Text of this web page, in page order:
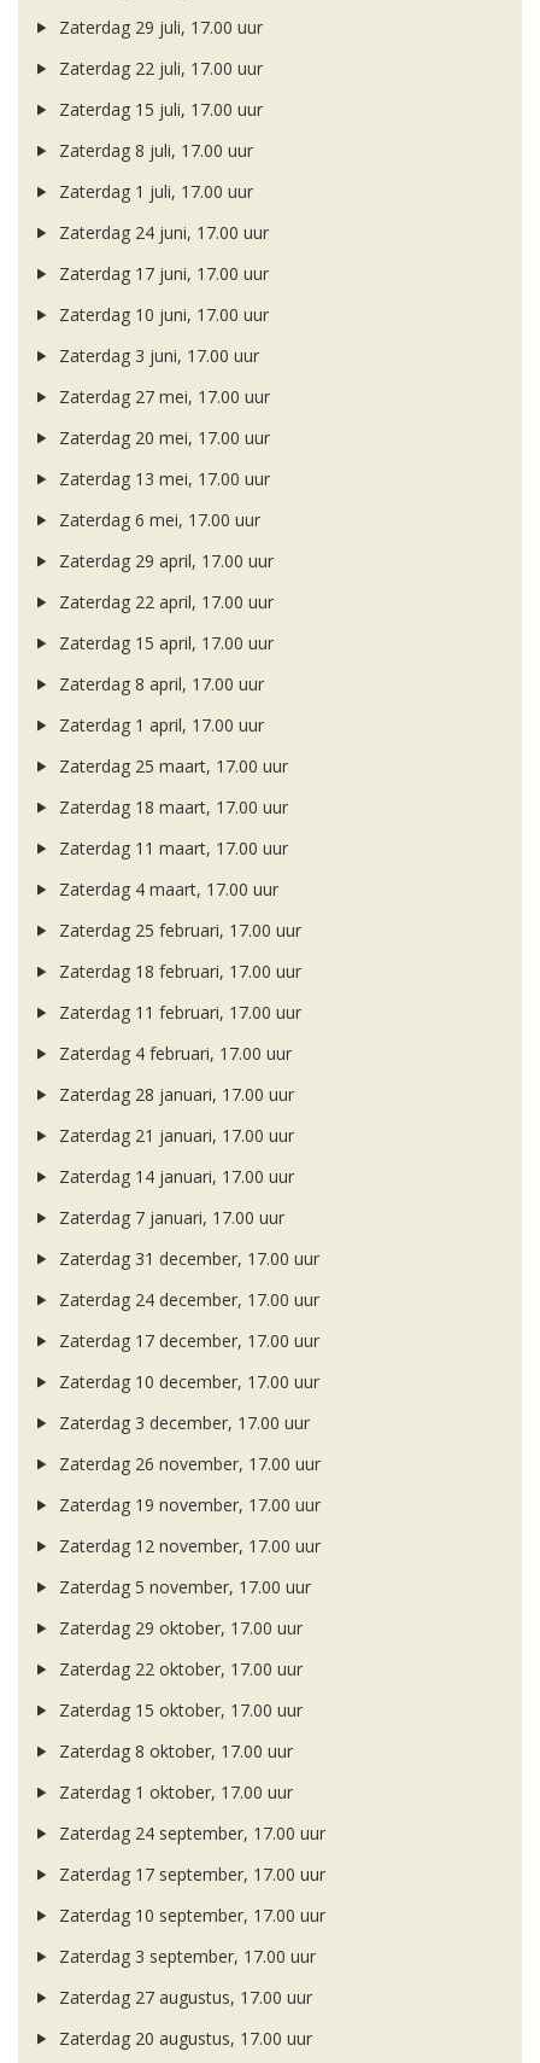
Zaterdag 29 juli, 17.00 uur
Zaterdag 22 juli, 17.00 uur
Zaterdag 15 juli, 17.00 uur
Zaterdag 8 juli, 17.00 uur
Zaterdag 1 juli, 17.00 uur
Zaterdag 24 juni, 17.00 uur
Zaterdag 17 juni, 17.00 uur
Zaterdag 10 juni, 17.00 uur
Zaterdag 3 juni, 17.00 uur
Zaterdag 27 mei, 17.00 uur
Zaterdag 20 mei, 17.00 uur
Zaterdag 13 mei, 17.00 uur
Zaterdag 6 mei, 17.00 uur
Zaterdag 29 april, 17.00 uur
Zaterdag 22 april, 17.00 uur
Zaterdag 15 april, 17.00 uur
Zaterdag 8 april, 17.00 uur
Zaterdag 1 april, 17.00 uur
Zaterdag 25 maart, 17.00 uur
Zaterdag 18 maart, 17.00 uur
Zaterdag 11 maart, 17.00 uur
Zaterdag 4 maart, 17.00 uur
Zaterdag 25 februari, 17.00 uur
Zaterdag 18 februari, 17.00 uur
Zaterdag 11 februari, 17.00 uur
Zaterdag 4 februari, 17.00 uur
Zaterdag 28 januari, 17.00 uur
Zaterdag 21 januari, 17.00 uur
Zaterdag 14 januari, 17.00 uur
Zaterdag 7 januari, 17.00 uur
Zaterdag 31 december, 17.00 uur
Zaterdag 24 december, 17.00 uur
Zaterdag 17 december, 17.00 uur
Zaterdag 10 december, 17.00 uur
Zaterdag 3 december, 17.00 uur
Zaterdag 26 november, 17.00 uur
Zaterdag 19 november, 17.00 uur
Zaterdag 12 november, 17.00 uur
Zaterdag 5 november, 17.00 uur
Zaterdag 29 oktober, 17.00 uur
Zaterdag 22 oktober, 17.00 uur
Zaterdag 15 oktober, 17.00 uur
Zaterdag 8 oktober, 17.00 uur
Zaterdag 1 oktober, 17.00 uur
Zaterdag 24 september, 17.00 uur
Zaterdag 17 september, 17.00 uur
Zaterdag 10 september, 17.00 uur
Zaterdag 3 september, 17.00 uur
Zaterdag 27 augustus, 17.00 uur
Zaterdag 20 augustus, 17.00 uur